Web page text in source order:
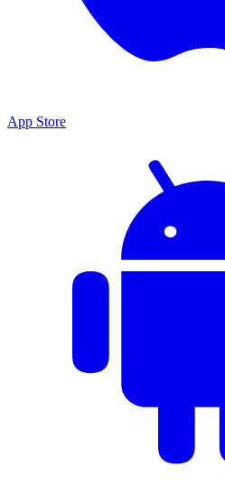
App Store